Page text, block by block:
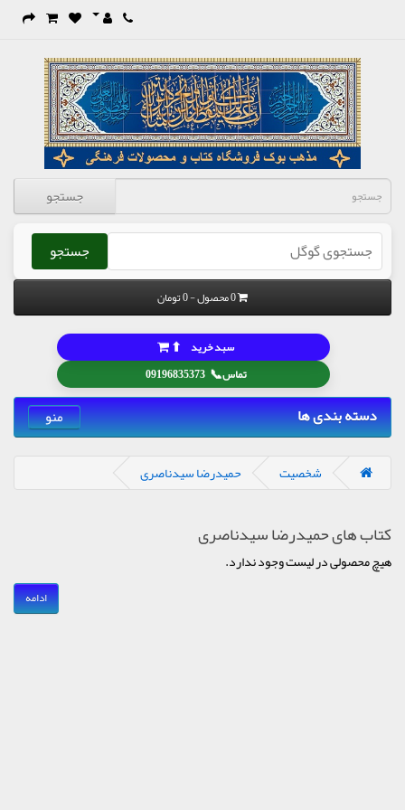
جستجو
جستجو
0 محصول - 0 تومان
تماس📞
09196835373
سبد خرید ⬆
دسته بندی ها منو
شخصیت حمیدرضا سیدناصری
کتاب های حمیدرضا سیدناصری
هیچ محصولی در لیست وجود ندارد.
ادامه